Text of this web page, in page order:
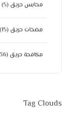
محابس حريق (5)
مضخات حريق (15)
مكافحة حريق (36)
Tag Clouds